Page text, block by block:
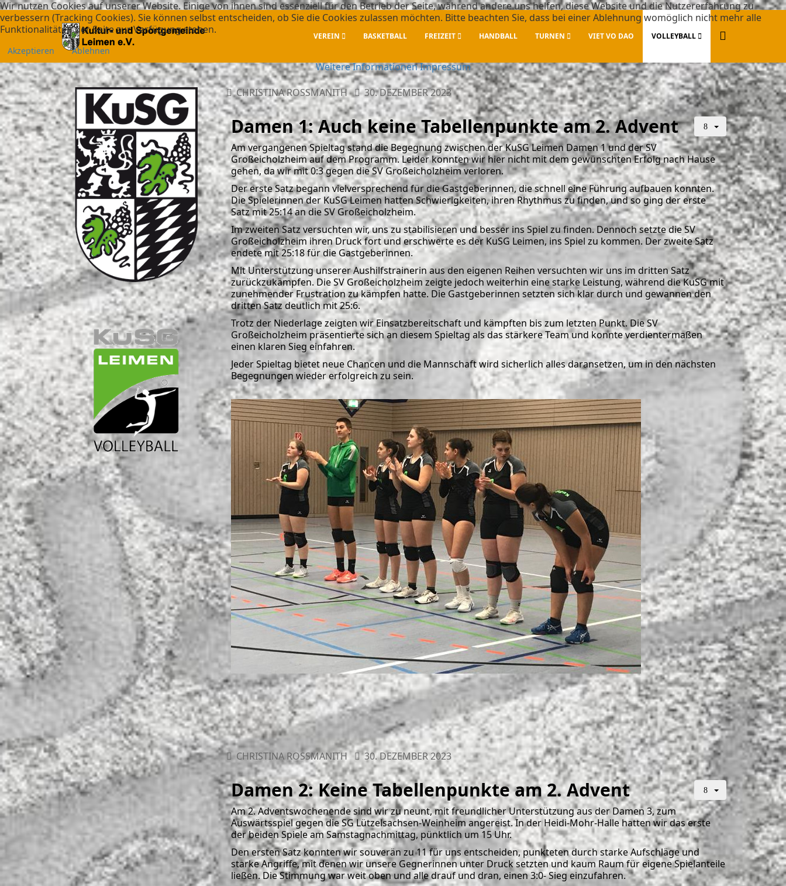
VEREIN BASKETBALL FREIZEIT HANDBALL TURNEN VIET VO DAO VOLLEYBALL
CHRISTINA ROSSMANITH 30. DEZEMBER 2023
Damen 1: Auch keine Tabellenpunkte am 2. Advent
Am vergangenen Spieltag stand die Begegnung zwischen der KuSG Leimen Damen 1 und der SV
Großeicholzheim auf dem Programm. Leider konnten wir hier nicht mit dem gewünschten Erfolg nach Hause
gehen, da wir mit 0:3 gegen die SV Großeicholzheim verloren.
Der erste Satz begann vielversprechend für die Gastgeberinnen, die schnell eine Führung aufbauen konnten.
Die Spielerinnen der KuSG Leimen hatten Schwierigkeiten, ihren Rhythmus zu finden, und so ging der erste
Satz mit 25:14 an die SV Großeicholzheim.
Im zweiten Satz versuchten wir, uns zu stabilisieren und besser ins Spiel zu finden. Dennoch setzte die SV
Großeicholzheim ihren Druck fort und erschwerte es der KuSG Leimen, ins Spiel zu kommen. Der zweite Satz
endete mit 25:18 für die Gastgeberinnen.
Mit Unterstützung unserer Aushilfstrainerin aus den eigenen Reihen versuchten wir uns im dritten Satz
zurückzukämpfen. Die SV Großeicholzheim zeigte jedoch weiterhin eine starke Leistung, während die KuSG mit
zunehmender Frustration zu kämpfen hatte. Die Gastgeberinnen setzten sich klar durch und gewannen den
dritten Satz deutlich mit 25:6.
Trotz der Niederlage zeigten wir Einsatzbereitschaft und kämpften bis zum letzten Punkt. Die SV
Großeicholzheim präsentierte sich an diesem Spieltag als das stärkere Team und konnte verdientermaßen
einen klaren Sieg einfahren.
Jeder Spieltag bietet neue Chancen und die Mannschaft wird sicherlich alles daransetzen, um in den nächsten
Begegnungen wieder erfolgreich zu sein.
CHRISTINA ROSSMANITH 30. DEZEMBER 2023
Damen 2: Keine Tabellenpunkte am 2. Advent
Am 2. Adventswochenende sind wir zu neunt, mit freundlicher Unterstützung aus der Damen 3, zum
Auswärtsspiel gegen die SG Lützelsachsen-Weinheim angereist. In der Heidi-Mohr-Halle hatten wir das erste
der beiden Spiele am Samstagnachmittag, pünktlich um 15 Uhr.
Den ersten Satz konnten wir souverän zu 11 für uns entscheiden, punkteten durch starke Aufschläge und
starke Angriffe, mit denen wir unsere Gegnerinnen unter Druck setzten und kaum Raum für eigene Spielanteile
ließen. Die Stimmung war weit oben und alle drauf und dran, einen 3:0- Sieg einzufahren.
Wir nutzen Cookies auf unserer Website. Einige von ihnen sind essenziell für den Betrieb der Seite, während andere uns helfen, diese Website und die Nutzererfahrung zu
verbessern (Tracking Cookies). Sie können selbst entscheiden, ob Sie die Cookies zulassen möchten. Bitte beachten Sie, dass bei einer Ablehnung womöglich nicht mehr alle
Funktionalitäten der Seite zur Verfügung stehen.
Akzeptieren Ablehnen
Weitere InformationenImpressum